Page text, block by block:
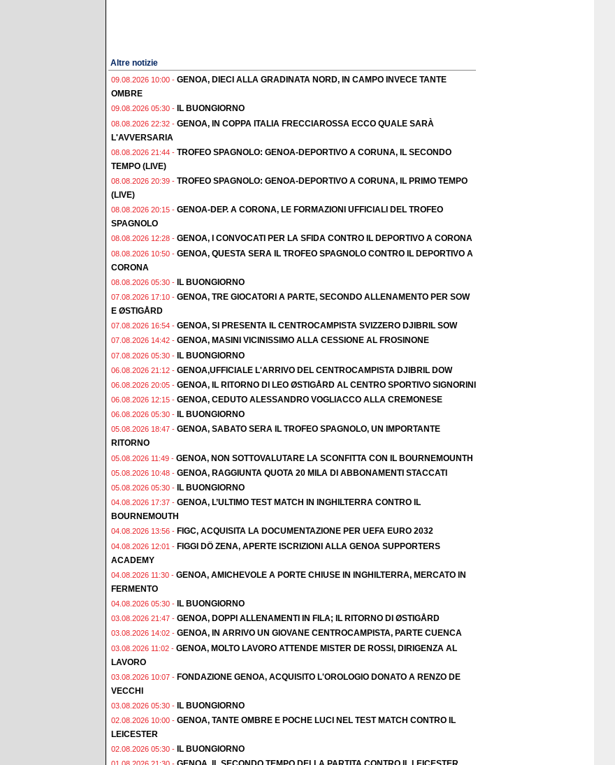
Altre notizie
09.08.2026 10:00 - GENOA, DIECI ALLA GRADINATA NORD, IN CAMPO INVECE TANTE
OMBRE
09.08.2026 05:30 - IL BUONGIORNO
08.08.2026 22:32 - GENOA, IN COPPA ITALIA FRECCIAROSSA ECCO QUALE SARÀ
L'AVVERSARIA
08.08.2026 21:44 - TROFEO SPAGNOLO: GENOA-DEPORTIVO A CORUNA, IL SECONDO
TEMPO (LIVE)
08.08.2026 20:39 - TROFEO SPAGNOLO: GENOA-DEPORTIVO A CORUNA, IL PRIMO TEMPO
(LIVE)
08.08.2026 20:15 - GENOA-DEP. A CORONA, LE FORMAZIONI UFFICIALI DEL TROFEO
SPAGNOLO
08.08.2026 12:28 - GENOA, I CONVOCATI PER LA SFIDA CONTRO IL DEPORTIVO A CORONA
08.08.2026 10:50 - GENOA, QUESTA SERA IL TROFEO SPAGNOLO CONTRO IL DEPORTIVO A
CORONA
08.08.2026 05:30 - IL BUONGIORNO
07.08.2026 17:10 - GENOA, TRE GIOCATORI A PARTE, SECONDO ALLENAMENTO PER SOW
E ØSTIGÅRD
07.08.2026 16:54 - GENOA, SI PRESENTA IL CENTROCAMPISTA SVIZZERO DJIBRIL SOW
07.08.2026 14:42 - GENOA, MASINI VICINISSIMO ALLA CESSIONE AL FROSINONE
07.08.2026 05:30 - IL BUONGIORNO
06.08.2026 21:12 - GENOA,UFFICIALE L'ARRIVO DEL CENTROCAMPISTA DJIBRIL DOW
06.08.2026 20:05 - GENOA, IL RITORNO DI LEO ØSTIGÅRD AL CENTRO SPORTIVO SIGNORINI
06.08.2026 12:15 - GENOA, CEDUTO ALESSANDRO VOGLIACCO ALLA CREMONESE
06.08.2026 05:30 - IL BUONGIORNO
05.08.2026 18:47 - GENOA, SABATO SERA IL TROFEO SPAGNOLO, UN IMPORTANTE
RITORNO
05.08.2026 11:49 - GENOA, NON SOTTOVALUTARE LA SCONFITTA CON IL BOURNEMOUNTH
05.08.2026 10:48 - GENOA, RAGGIUNTA QUOTA 20 MILA DI ABBONAMENTI STACCATI
05.08.2026 05:30 - IL BUONGIORNO
04.08.2026 17:37 - GENOA, L’ULTIMO TEST MATCH IN INGHILTERRA CONTRO IL
BOURNEMOUTH
04.08.2026 13:56 - FIGC, ACQUISITA LA DOCUMENTAZIONE PER UEFA EURO 2032
04.08.2026 12:01 - FIGGI DÖ ZENA, APERTE ISCRIZIONI ALLA GENOA SUPPORTERS
ACADEMY
04.08.2026 11:30 - GENOA, AMICHEVOLE A PORTE CHIUSE IN INGHILTERRA, MERCATO IN
FERMENTO
04.08.2026 05:30 - IL BUONGIORNO
03.08.2026 21:47 - GENOA, DOPPI ALLENAMENTI IN FILA; IL RITORNO DI ØSTIGÅRD
03.08.2026 14:02 - GENOA, IN ARRIVO UN GIOVANE CENTROCAMPISTA, PARTE CUENCA
03.08.2026 11:02 - GENOA, MOLTO LAVORO ATTENDE MISTER DE ROSSI, DIRIGENZA AL
LAVORO
03.08.2026 10:07 - FONDAZIONE GENOA, ACQUISITO L'OROLOGIO DONATO A RENZO DE
VECCHI
03.08.2026 05:30 - IL BUONGIORNO
02.08.2026 10:00 - GENOA, TANTE OMBRE E POCHE LUCI NEL TEST MATCH CONTRO IL
LEICESTER
02.08.2026 05:30 - IL BUONGIORNO